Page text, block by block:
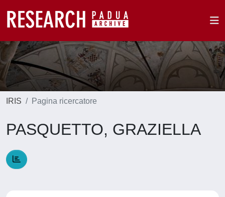
IRIS Pagina ricercatore
PASQUETTO, GRAZIELLA